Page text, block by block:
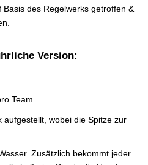
des Regelwerks getroffen &
Version:
Team.
aufgestellt, wobei die Spitze zur
Zusätzlich bekommt jeder